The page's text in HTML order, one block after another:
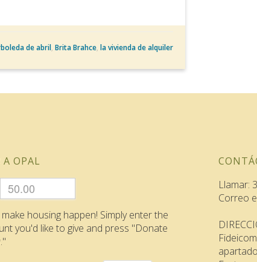
de abril, Brita Brahce, la vivienda de alquiler
A OPAL
housing happen! Simply enter the
you'd like to give and press "Donate
Llamar:
Correo